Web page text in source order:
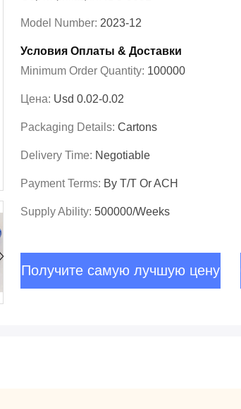
Model Number: 2023-12
Условия Оплаты & Доставки
Minimum Order Quantity: 100000
Цена: Usd 0.02-0.02
Packaging Details: Cartons
Delivery Time: Negotiable
Payment Terms: By T/T Or ACH
Supply Ability: 500000/Weeks
Получите самую лучшую цену